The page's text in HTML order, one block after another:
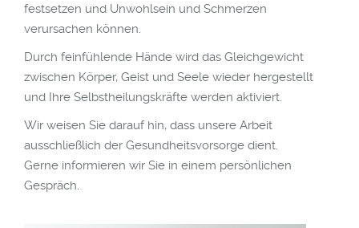
festsetzen und Unwohlsein und Schmerzen
verursachen können.
Durch feinfühlende Hände wird das Gleichgewicht
zwischen Körper, Geist und Seele wieder hergestellt
und Ihre Selbstheilungskräfte werden aktiviert.
Wir weisen Sie darauf hin, dass unsere Arbeit
ausschließlich der Gesundheitsvorsorge dient.
Gerne informieren wir Sie in einem persönlichen
Gespräch.